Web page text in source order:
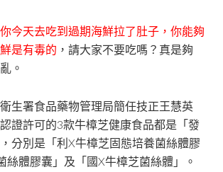
你今天去吃到過期海鮮拉了肚子，你能夠
是有毒的 ，請大家不要吃嗎？真是夠
。
生署食品藥物管理局簡任技正王慧英
證許可的3款牛樟芝健康食品都是「發
分別是「利X牛樟芝固態培養菌絲體膠
絲體膠囊」及「國X牛樟芝菌絲體」。